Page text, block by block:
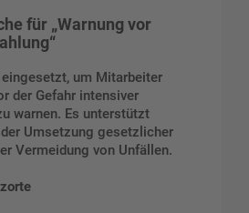
für „Warnung vor
um Mitarbeiter
der Gefahr intensiver
warnen. Es unterstützt
Umsetzung gesetzlicher
Vermeidung von Unfällen.